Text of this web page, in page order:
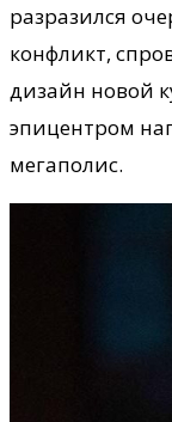
разразился
конфликт,
дизайн новой
эпицентром
мегаполис.